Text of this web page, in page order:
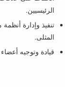
الرئيسيين.
تنفيذ وإدارة
المثلى.
قيادة وتوجيه